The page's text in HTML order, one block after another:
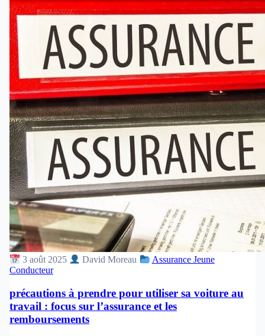
3 août 2025 David Moreau
Assurance Jeune
Conducteur
précautions à prendre pour utiliser sa voiture au
travail : focus sur l’assurance et les
remboursements